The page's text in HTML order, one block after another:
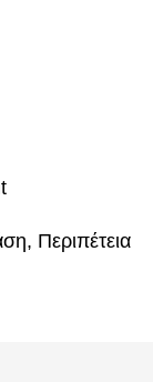
Περιπέτεια